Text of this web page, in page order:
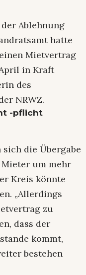
Ablehnung
hatte
Mietvertrag
in Kraft
des
NRWZ.
-pflicht
die Übergabe
um mehr
Kreis könnte
„Allerdings
zu
dass der
kommt,
bestehen